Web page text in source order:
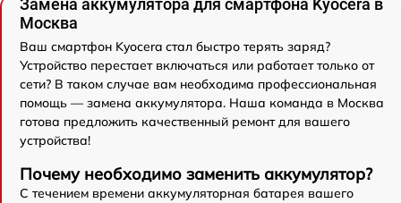
Замена аккумулятора для смартфона Kyocera в
Москва
Ваш смартфон Kyocera стал быстро терять заряд?
Устройство перестает включаться или работает только от
сети? В таком случае вам необходима профессиональная
помощь — замена аккумулятора. Наша команда в Москва
готова предложить качественный ремонт для вашего
устройства!
Почему необходимо заменить аккумулятор?
С течением времени аккумуляторная батарея вашего